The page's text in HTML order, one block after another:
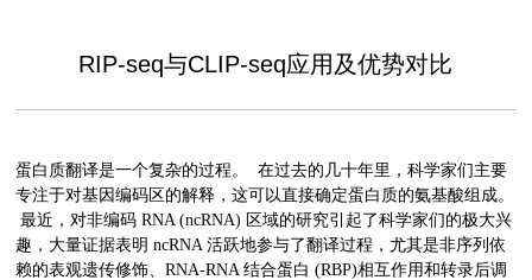
RIP-seq与CLIP-seq应用及优势对比
蛋白质翻译是一个复杂的过程。 在过去的几十年里，科学家们主要
专注于对基因编码区的解释，这可以直接确定蛋白质的氨基酸组成。
最近，对非编码 RNA (ncRNA) 区域的研究引起了科学家们的极大兴
趣，大量证据表明 ncRNA 活跃地参与了翻译过程，尤其是非序列依
赖的表观遗传修饰、RNA-RNA 结合蛋白 (RBP)相互作用和转录后调